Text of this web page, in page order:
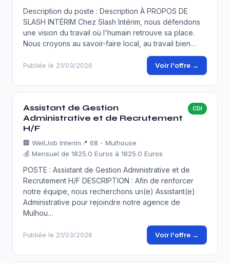
Description du poste : Description À PROPOS DE
SLASH INTÉRIM Chez Slash Intérim, nous défendons
une vision du travail où l'humain retrouve sa place.
Nous croyons au savoir-faire local, au travail bien…
Publiée le 21/03/2026 Voir l'offre →
Assistant de Gestion
Administrative et de Recrutement
H/F
CDI
🏢 WellJob Interim 📍 68 - Mulhouse
💰 Mensuel de 1825.0 Euros à 1825.0 Euros
POSTE : Assistant de Gestion Administrative et de
Recrutement H/F DESCRIPTION : Afin de renforcer
notre équipe, nous recherchons un(e) Assistant(e)
Administrative pour rejoindre notre agence de
Mulhou…
Publiée le 21/03/2026 Voir l'offre →